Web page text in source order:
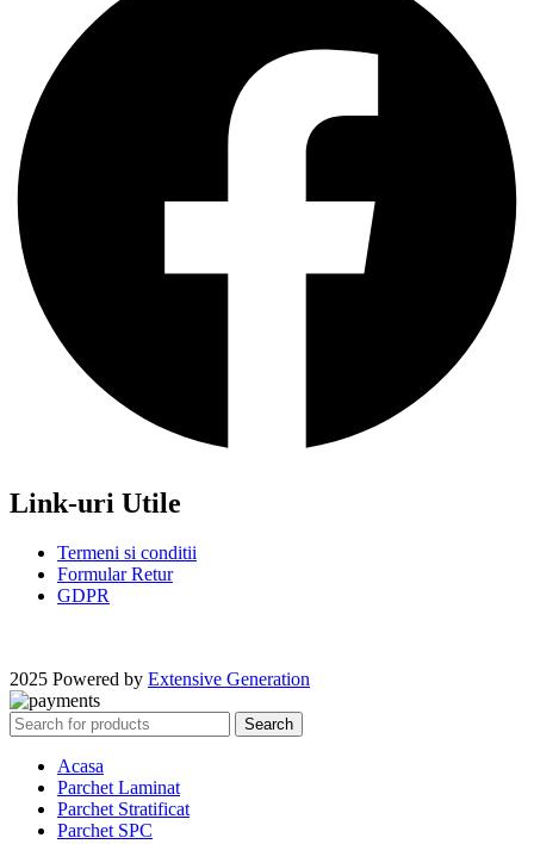
Link-uri Utile
Termeni si conditii
Formular Retur
GDPR
2025 Powered by Extensive Generation
Search
Acasa
Parchet Laminat
Parchet Stratificat
Parchet SPC